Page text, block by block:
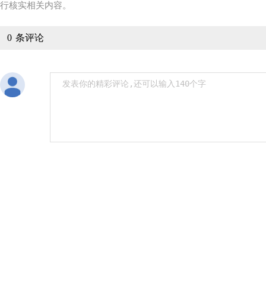
行核实相关内容。
0 条评论